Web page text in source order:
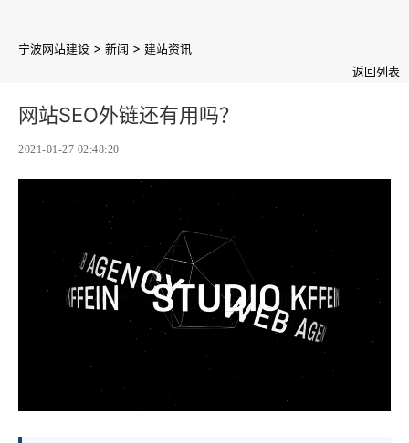
宁波网站建设 > 新闻 > 建站资讯
返回列表
网站SEO外链还有用吗？
2021-01-27 02:48:20